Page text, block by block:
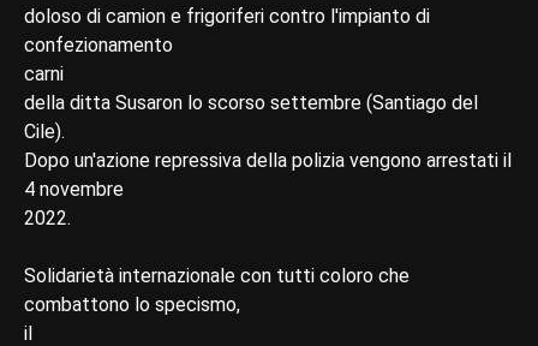
doloso di camion e frigoriferi contro l'impianto di
confezionamento
carni
della ditta Susaron lo scorso settembre (Santiago del
Cile).
Dopo un'azione repressiva della polizia vengono arrestati il
4 novembre
2022.
Solidarietà internazionale con tutti coloro che
combattono lo specismo,
il